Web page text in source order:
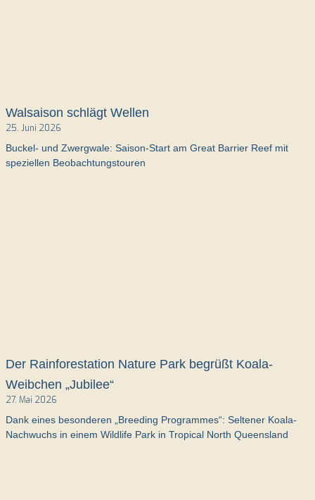
Walsaison schlägt Wellen
25. Juni 2026
Buckel- und Zwergwale: Saison-Start am Great Barrier Reef mit
speziellen Beobachtungstouren
Der Rainforestation Nature Park begrüßt Koala-
Weibchen „Jubilee“
27. Mai 2026
Dank eines besonderen „Breeding Programmes“: Seltener Koala-
Nachwuchs in einem Wildlife Park in Tropical North Queensland